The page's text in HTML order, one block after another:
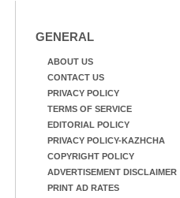
GENERAL
ABOUT US
CONTACT US
PRIVACY POLICY
TERMS OF SERVICE
EDITORIAL POLICY
PRIVACY POLICY-KAZHCHA
COPYRIGHT POLICY
ADVERTISEMENT DISCLAIMER
PRINT AD RATES